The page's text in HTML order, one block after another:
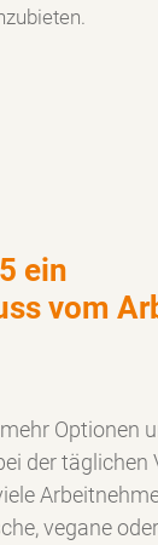
ein
vom
Optionen
der täglichen
vegane oder